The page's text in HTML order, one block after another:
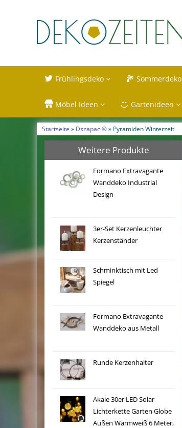
Frühlingsdeko Sommerdeko
Möbel Ideen Gartenideen
Startseite » Dszapaci®» Pyramiden Winterzeit
Weitere Produkte
Formano Extravagante
Wanddeko Industrial
Design
3er-Set Kerzenleuchter
Kerzenständer
Schminktisch mit Led
Spiegel
Formano Extravagante
Wanddeko aus Metall
Runde Kerzenhalter
Akale 30er LED Solar
Lichterkette Garten Globe
Außen Warmweiß 6 Meter,